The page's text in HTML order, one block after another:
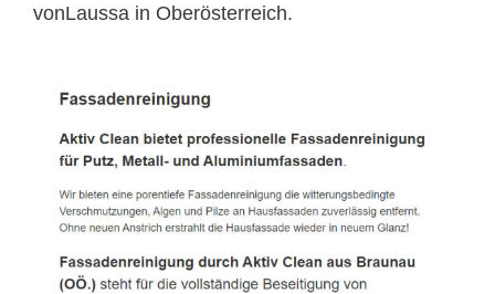
vonLaussa in Oberösterreich.